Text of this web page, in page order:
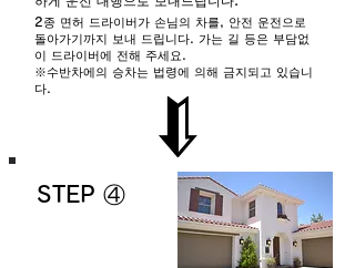
2종 면허 드라이버가 손님의 차를, 안전 운전으로
돌아가기까지 보내 드립니다. 가는 길 등은 부담없
이 드라이버에 전해 주세요.
※수반차에의 승차는 법령에 의해 금지되고 있습니
다.
STEP ④